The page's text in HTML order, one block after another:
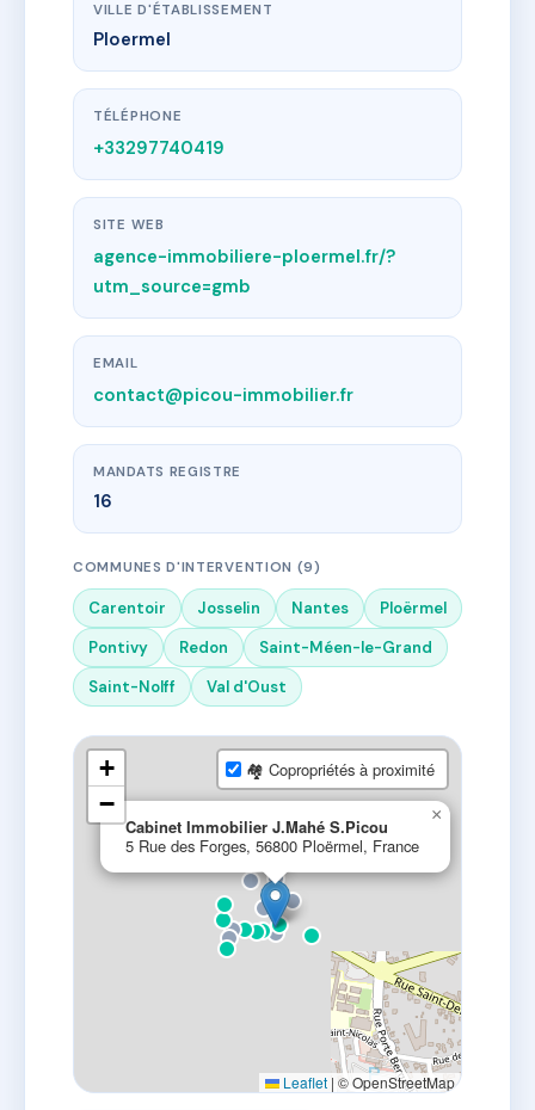
VILLE D'ÉTABLISSEMENT
Ploermel
TÉLÉPHONE
+33297740419
SITE WEB
agence-immobiliere-ploermel.fr/?
utm_source=gmb
EMAIL
contact@picou-immobilier.fr
MANDATS REGISTRE
16
COMMUNES D'INTERVENTION (9)
Carentoir Josselin Nantes
Ploërmel
Pontivy
Redon
Saint-Méen-le-Grand
Saint-Nolff
Val d'Oust
Cabinet Immobilier J.Mahé S.Picou
5 Rue des Forges, 56800 Ploërmel, France
×
+
−
🏘 Copropriétés à proximité
Leaflet | © OpenStreetMap